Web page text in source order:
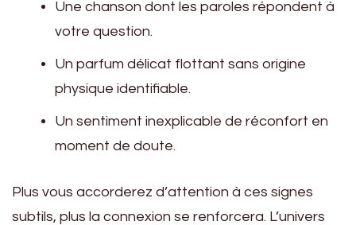
Une chanson dont les paroles répondent à
votre question.
Un parfum délicat flottant sans origine
physique identifiable.
Un sentiment inexplicable de réconfort en
moment de doute.
Plus vous accorderez d’attention à ces signes
subtils, plus la connexion se renforcera. L’univers